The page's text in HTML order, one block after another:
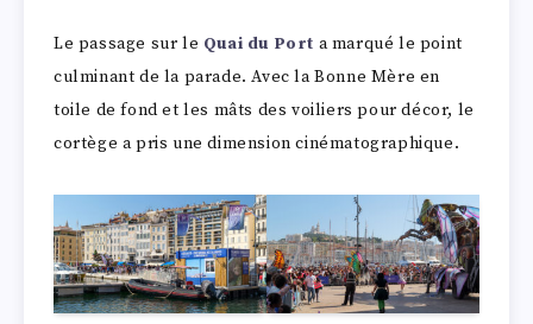
Le passage sur le Quai du Port a marqué le point
culminant de la parade. Avec la Bonne Mère en
toile de fond et les mâts des voiliers pour décor, le
cortège a pris une dimension cinématographique.